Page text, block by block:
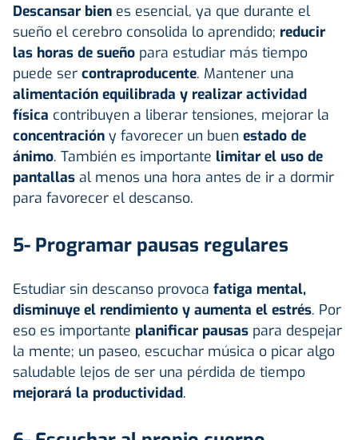
Descansar bien es esencial, ya que durante el
sueño el cerebro consolida lo aprendido; reducir
las horas de sueño para estudiar más tiempo
puede ser contraproducente. Mantener una
alimentación equilibrada y realizar actividad
física contribuyen a liberar tensiones, mejorar la
concentración y favorecer un buen estado de
ánimo. También es importante limitar el uso de
pantallas al menos una hora antes de ir a dormir
para favorecer el descanso.
5- Programar pausas regulares
Estudiar sin descanso provoca fatiga mental,
disminuye el rendimiento y aumenta el estrés. Por
eso es importante planificar pausas para despejar
la mente; un paseo, escuchar música o picar algo
saludable lejos de ser una pérdida de tiempo
mejorará la productividad.